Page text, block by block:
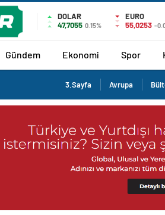
DOLAR
47,7055 0.15%
EURO
55,0253 -
Gündem Ekonomi Spor
3.Sayfa Avrupa